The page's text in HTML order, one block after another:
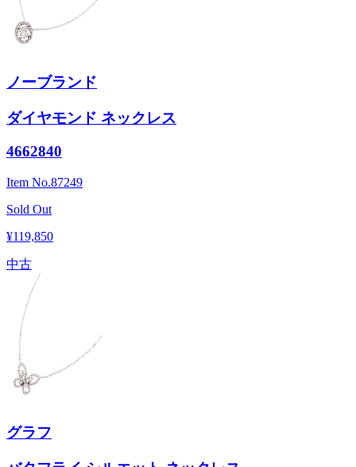
ノーブランド
ダイヤモンド ネックレス
4662840
Item No.87249
Sold Out
¥119,850
中古
グラフ